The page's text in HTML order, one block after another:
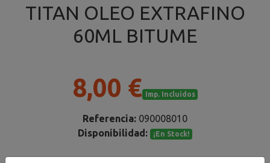
TITAN OLEO EXTRAFINO
60ML BITUME
8,00 € Imp. Incluidos
Referencia: 090008010
Disponibilidad:
¡En Stock!